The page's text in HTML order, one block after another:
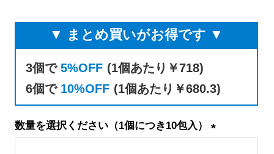
▼ まとめ買いがお得です ▼
3個で 5%OFF (1個あたり￥718)
6個で 10%OFF (1個あたり￥680.3)
数量を選択ください（1個につき10包入）